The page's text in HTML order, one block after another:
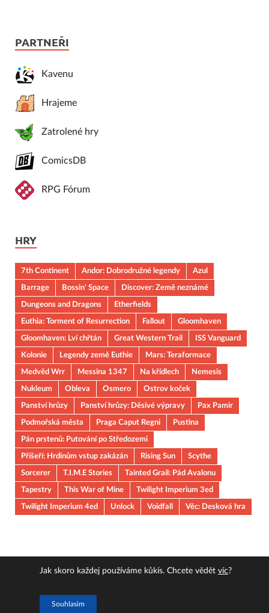
PARTNEŘI
Kavenu
Hrajeme
Zatrolené hry
ComicsDB
RPG Fórum
HRY
7th Continent Andor: Dobrodružné legendy
Azul
Barrage
Bossin' Space
Discover: Země neznámé
Dungeons and Dragons
Etherfields
Euthia: Torment of Resurrection
Fallout
Gloomhaven
Gloomhaven: Lví chřtán
Great Western Trail
ISS Vanguard
Kolonie
Legendy země Euthie
Mars: Teraformace
Medvěd Wrr
Messina 1347 Na křídlech
Nemesis
Nukleum
Obleva Osmero
Ostrov koček
Panství hrůzy
Panství hrůzy: Děsivé výpravy
Pax Pamir
Podmořská města
Praga Caput Regni
Pustina
Pán prstenů: Putování po Středozemi
Příšeří: Hrdinům vstup zakázán
Rising Sun
Scythe
Sorcerer
T.I.M.E Stories
Tainted Grail: Pád Avalonu
Tapestry
This War of Mine
Twilight Imperium 3ed
Twilight Imperium 4ed
Unlock Voidfall Věc: Desková hra
Powered byWordPress
Jak skoro každej používáme kůkís. Chcete vědět víc?
Souhlasim